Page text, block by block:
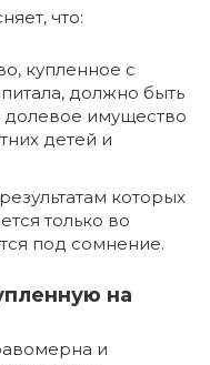
что:
купленное с
должно быть
имущество
детей и
которых
только во
под сомнение.
на
и